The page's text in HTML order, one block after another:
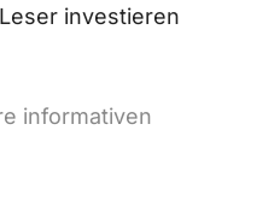
investieren
informativen